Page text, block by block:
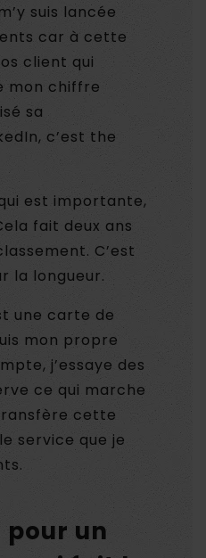
suis lancée
car à cette
client qui
mon chiffre
sa
c’est the
est importante,
fait deux ans
C’est
la longueur.
une carte de
mon propre
j’essaye des
ce qui marche
cette
service que je
pour un